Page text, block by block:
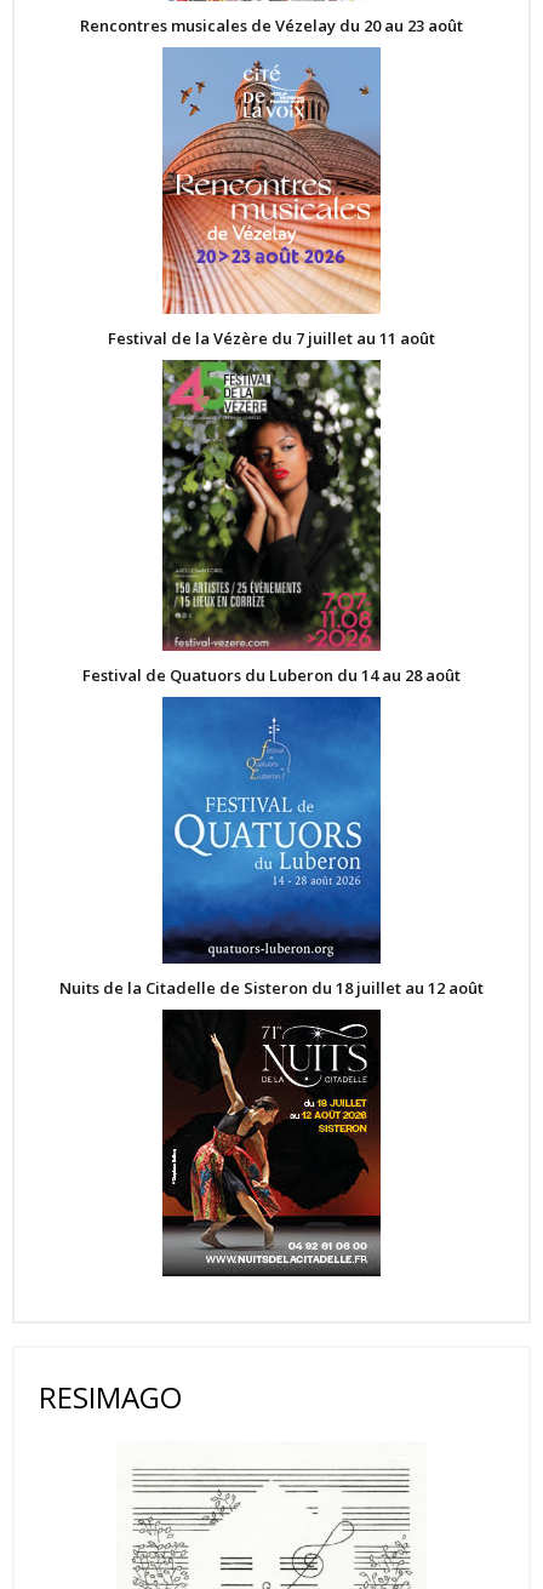
Rencontres musicales de Vézelay du 20 au 23 août
Festival de la Vézère du 7 juillet au 11 août
Festival de Quatuors du Luberon du 14 au 28 août
Nuits de la Citadelle de Sisteron du 18 juillet au 12 août
RESIMAGO